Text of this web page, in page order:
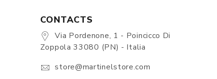
CONTACTS
Via Pordenone, 1 - Poincicco Di
Zoppola 33080 (PN) - Italia
store@martinelstore.com